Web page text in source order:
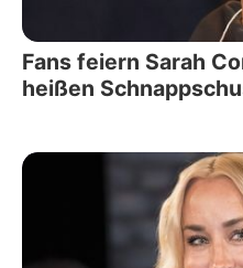
Fans feiern Sarah
heißen